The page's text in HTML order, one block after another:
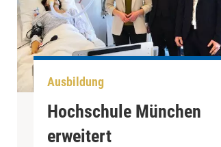
Ausbildung
Hochschule München
erweitert